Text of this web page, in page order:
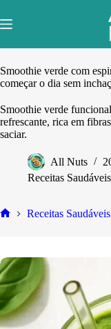
para
o
Smoothie verde com
começar o dia sem
Smoothie verde
refrescante, rica em
saciar.
All Nuts
Receitas Saudáveis
Receitas Saudáveis